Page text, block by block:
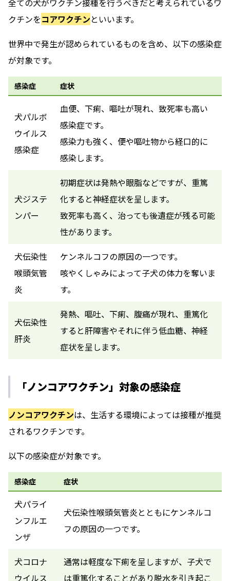
クチンをコアワクチンといいます。
世界中で発生が認められているものを含め、以下の感染症
が対象です。
感染症 症状
犬パルボ
ウイルス
感染症
血便、下痢、嘔吐が現れ、致死率も高い
感染症です。
感染力も強く、便や嘔吐物から経口的に
感染します。
犬ジステ
ンパー
初期症状は発熱や眼脂などですが、重篤
化すると神経症状を呈します。
致死率も高く、治っても後遺症が残る可能
性があります。
犬伝染性
喉頭気管
炎
ケンネルコフの原因の一つです。
咳やくしゃみによって子犬の体力を奪いま
す。
犬伝染性
肝炎
発熱、嘔吐、下痢、腹痛が現れ、重篤化
すると肝障害やそれに伴う低血糖、神経
症状を呈します。
「ノンコアワクチン」対象の感染症
ノンコアワクチンは、生活する環境によっては接種が推奨
されるワクチンです。
以下の感染症が対象です。
感染症 症状
犬パライ
ンフルエ
ンザ
犬伝染性喉頭気管炎とともにケンネルコ
フの原因の一つです。
犬コロナ
ウイルス
通常は軽度な下痢を呈しますが、子犬で
は重篤化することがあり脱水を引き起こ